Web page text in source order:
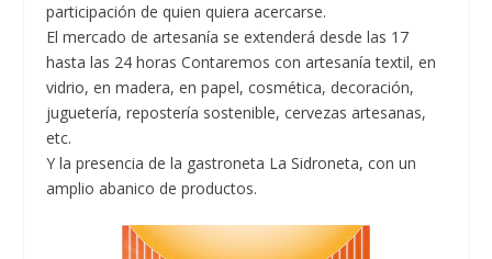
participación de quien quiera acercarse.
El mercado de artesanía se extenderá desde las 17
hasta las 24 horas Contaremos con artesanía textil, en
vidrio, en madera, en papel, cosmética, decoración,
juguetería, repostería sostenible, cervezas artesanas,
etc.
Y la presencia de la gastroneta La Sidroneta, con un
amplio abanico de productos.